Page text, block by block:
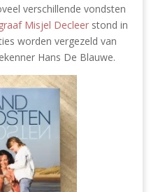
verschillende vondsten
Misjel Decleer stond in
worden vergezeld van
Hans De Blauwe.